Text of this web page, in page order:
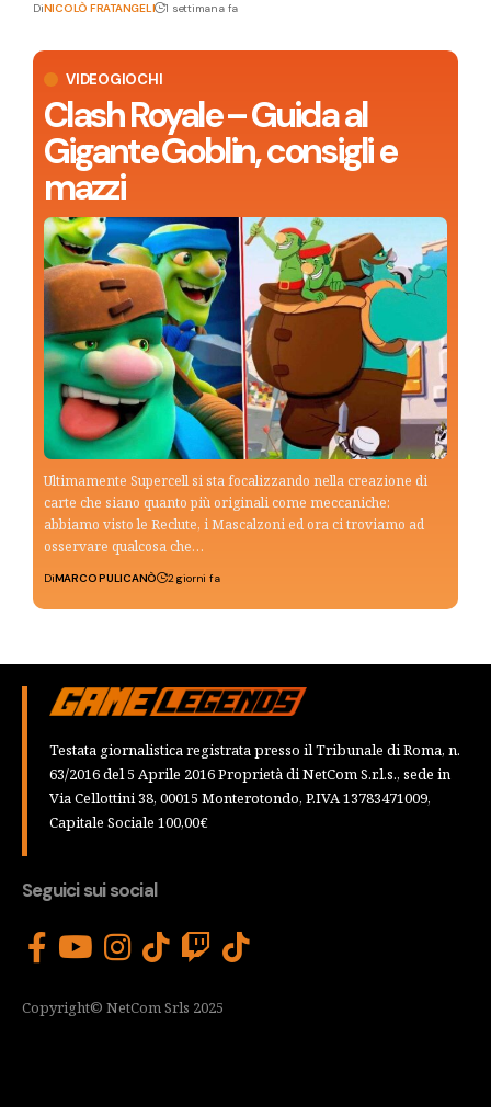
VIDEOGIOCHI
Clash Royale – Guida al
Gigante Goblin, consigli e
mazzi
Ultimamente Supercell si sta focalizzando nella creazione di
carte che siano quanto più originali come meccaniche:
abbiamo visto le Reclute, i Mascalzoni ed ora ci troviamo ad
osservare qualcosa che…
DiMARCO PULICANÒ 2 giorni fa
DiNICOLÒ FRATANGELI 1 settimana fa
Testata giornalistica registrata presso il Tribunale di Roma, n.
63/2016 del 5 Aprile 2016 Proprietà di NetCom S.r.l.s., sede in
Via Cellottini 38, 00015 Monterotondo, P.IVA 13783471009,
Capitale Sociale 100,00€
Seguici sui social
Copyright© NetCom Srls 2025